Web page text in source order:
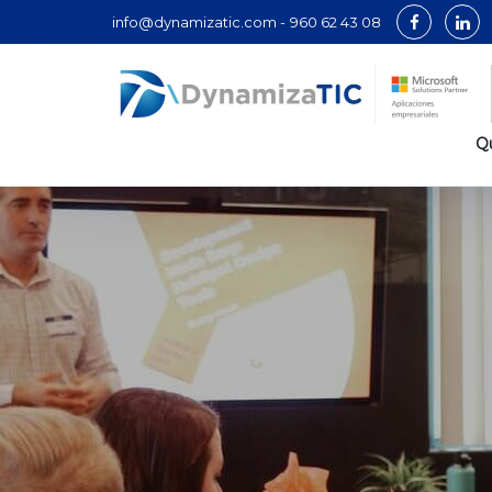
info@dynamizatic.com - 960 62 43 08